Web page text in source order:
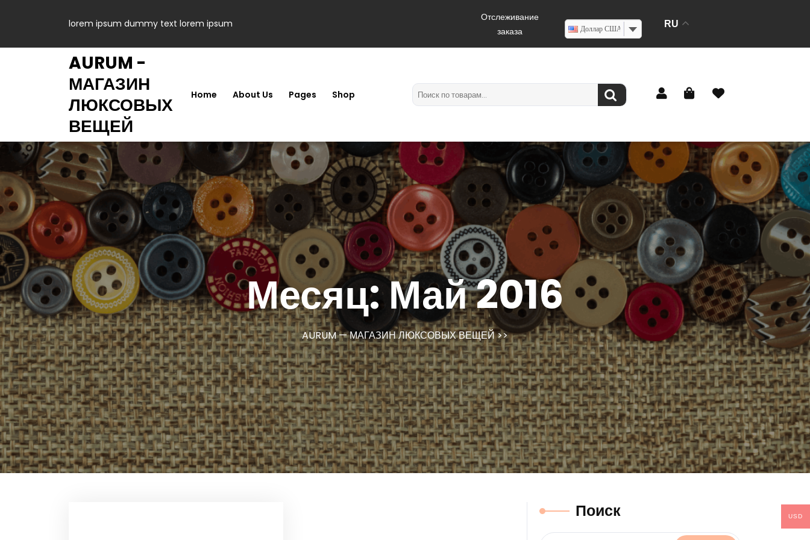
lorem ipsum dummy text lorem ipsum
Отслеживание
заказа
Доллар США
RU
AURUM -
МАГАЗИН
ЛЮКСОВЫХ
ВЕЩЕЙ
Home About Us Pages Shop
Месяц:Май 2016
AURUM — МАГАЗИН ЛЮКСОВЫХ ВЕЩЕЙ>>
Поиск USD